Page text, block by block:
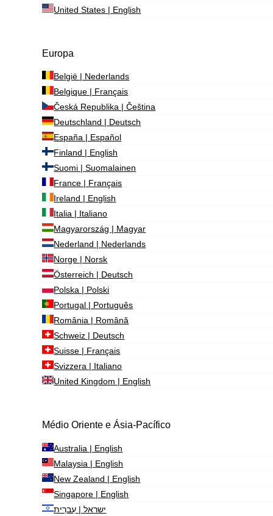
United States | English
Europa
België | Nederlands
Belgique | Français
Česká Republika | Čeština
Deutschland | Deutsch
España | Español
Finland | English
Suomi | Suomalainen
France | Français
Ireland | English
Italia | Italiano
Magyarország | Magyar
Nederland | Nederlands
Norge | Norsk
Österreich | Deutsch
Polska | Polski
Portugal | Português
România | Română
Schweiz | Deutsch
Suisse | Français
Svizzera | Italiano
United Kingdom | English
Médio Oriente e Ásia-Pacífico
Australia | English
Malaysia | English
New Zealand | English
Singapore | English
ישראל | עִברִית